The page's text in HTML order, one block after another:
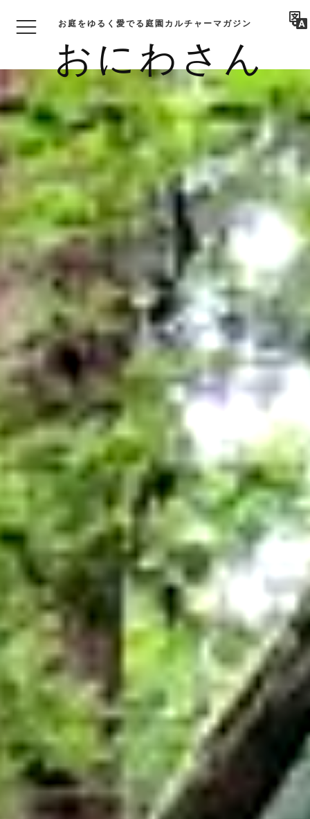
おにわさん
お庭をゆるく愛でる庭園カルチャーマガジン